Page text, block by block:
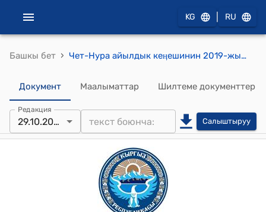
KG RU
Башкы бет › Чет-Нура айылдык кеӊешинин 2019-жылдын 29-октябрындагы №21/4 "«Кыргыз почтасы» мамлекеттик ишканасынын Нарын райондук филиалы жиберген 11.10.2019-жылдагы №382 катын кароо жөнүндө" токтому
Документ Маалыматтар Шилтеме документтер
Редакция
29.10.2019 Салыштыруу